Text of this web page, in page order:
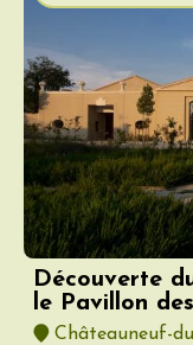
Découverte
le Pavillon
Châteauneuf-